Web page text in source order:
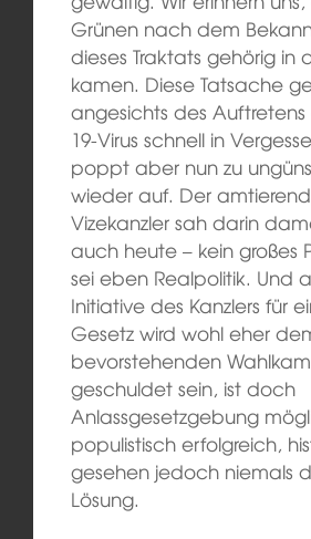
Grünen nach dem
dieses Traktats gehörig in
kamen. Diese Tatsache
angesichts des
19-Virus schnell in
poppt aber nun zu
wieder auf. Der
Vizekanzler sah darin
auch heute – kein großes
sei eben Realpolitik. Und
Initiative des Kanzlers für
Gesetz wird wohl eher
bevorstehenden
geschuldet sein, ist doch
Anlassgesetzgebung
populistisch erfolgreich,
gesehen jedoch niemals
Lösung.